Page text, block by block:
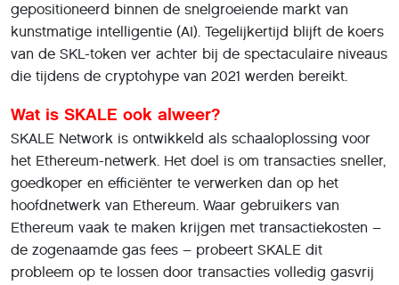
gepositioneerd binnen de snelgroeiende markt van
kunstmatige intelligentie (AI). Tegelijkertijd blijft de koers
van de SKL-token ver achter bij de spectaculaire niveaus
die tijdens de cryptohype van 2021 werden bereikt.
Wat is SKALE ook alweer?
SKALE Network is ontwikkeld als schaaloplossing voor
het Ethereum-netwerk. Het doel is om transacties sneller,
goedkoper en efficiënter te verwerken dan op het
hoofdnetwerk van Ethereum. Waar gebruikers van
Ethereum vaak te maken krijgen met transactiekosten –
de zogenaamde gas fees – probeert SKALE dit
probleem op te lossen door transacties volledig gasvrij